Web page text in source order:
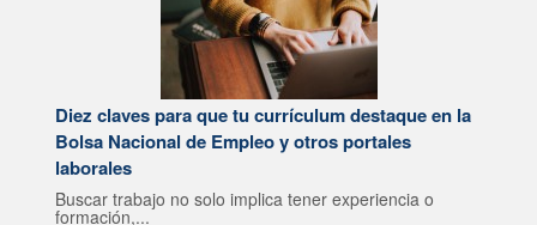
Diez claves para que tu currículum destaque en la
Bolsa Nacional de Empleo y otros portales
laborales
Buscar trabajo no solo implica tener experiencia o
formación,...